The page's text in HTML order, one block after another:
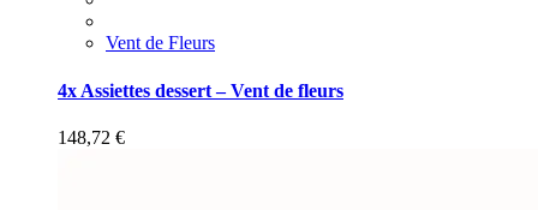
Vent de Fleurs
4x Assiettes dessert – Vent de fleurs
148,72 €